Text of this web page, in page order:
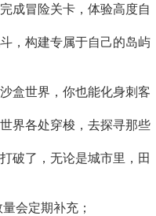
成冒险关卡，体验高度自
，构建专属于自己的岛屿
盒世界，你也能化身刺客
界各处穿梭，去探寻那些
破了，无论是城市里，田
会定期补充；